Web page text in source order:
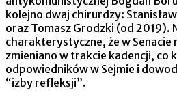
kolejno dwaj chirurdzy:
oraz Tomasz Grodzki (od 2019).
charakterystyczne, że w Senacie
zmieniano w trakcie kadencji, co
odpowiedników w Sejmie i
“izby refleksji”.